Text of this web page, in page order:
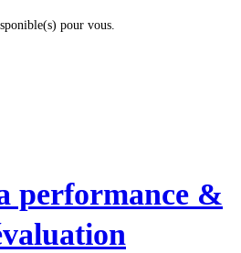
pour vous.
performance &